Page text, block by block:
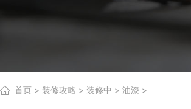
首页 > 装修攻略 > 装修中 > 油漆 >